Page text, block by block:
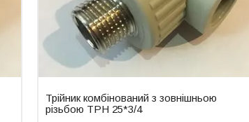
Трійник комбінований з зовнішньою
різьбою ТРН 25*3/4